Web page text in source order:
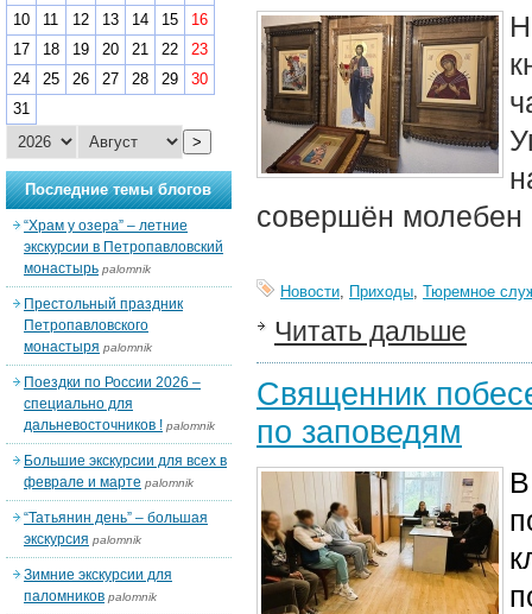
совершён молебен
Новости, Приходы, Тюремное
Читать дальше
Священник
по заповедям
10
11 12 13 14 15
16
17
18 19 20 21 22
23
24
25 26 27 28 29
30
31
>
Последние темы блогов
“Храм у озера” – летние
экскурсии в Петропавловский
монастырь palomnik
Престольный праздник
Петропавловского
монастыря palomnik
Поездки по России 2026 –
специально для
дальневосточников ! palomnik
Большие экскурсии для всех в
феврале и марте palomnik
“Татьянин день” – большая
экскурсия palomnik
Зимние экскурсии для
паломников palomnik